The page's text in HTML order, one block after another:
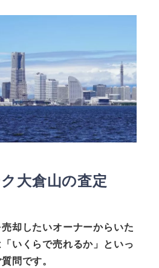
大倉山の査定
却したいオーナーからいた
いくらで売れるか」といっ
問です。